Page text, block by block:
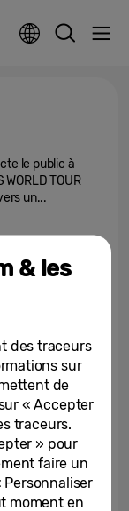
le public à
WORLD TOUR
un...
smarpthones
la...
pas besoin
que vous.
Unpacked de
forme
& les
des traceurs
sur
de
« Accepter
traceurs.
» pour
faire un
moment en